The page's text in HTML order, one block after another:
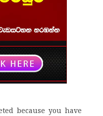
because you have